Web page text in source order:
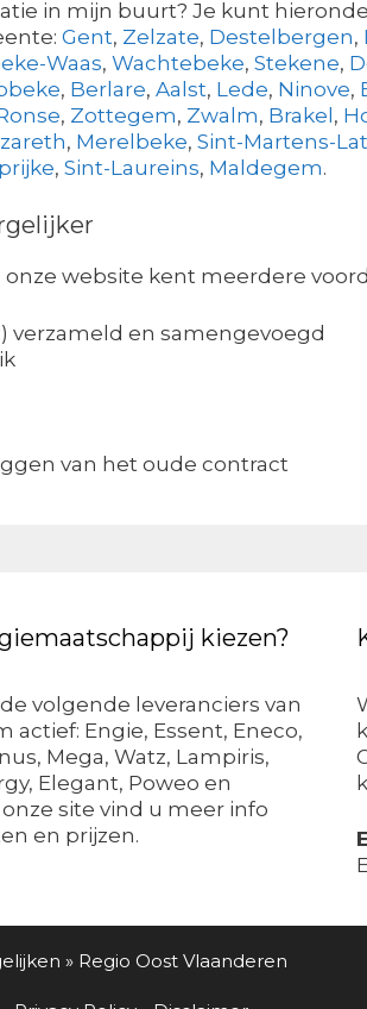
in mijn buurt? Je kunt
Gent, Zelzate, Destelbergen,
Waas, Wachtebeke, Stekene,
, Berlare, Aalst, Lede, Ninove,
, Zottegem, Zwalm, Brakel,
, Merelbeke, Sint-Martens-
, Sint-Laureins, Maldegem.
website kent meerdere
verzameld en samengevoegd
van het oude contract
kiezen?
volgende leveranciers van
actief: Engie, Essent, Eneco,
Mega, Watz, Lampiris,
Elegant, Poweo en
site vind u meer info
en prijzen.
» Regio Oost Vlaanderen